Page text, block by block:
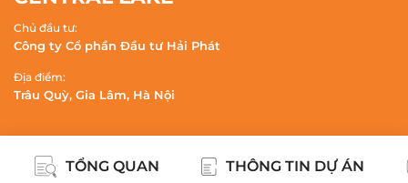
Chủ đầu tư:
Công ty Cổ phần Đầu tư Hải Phát
Địa điểm:
Trâu Quỳ, Gia Lâm, Hà Nội
TỔNG QUAN THÔNG TIN DỰ ÁN